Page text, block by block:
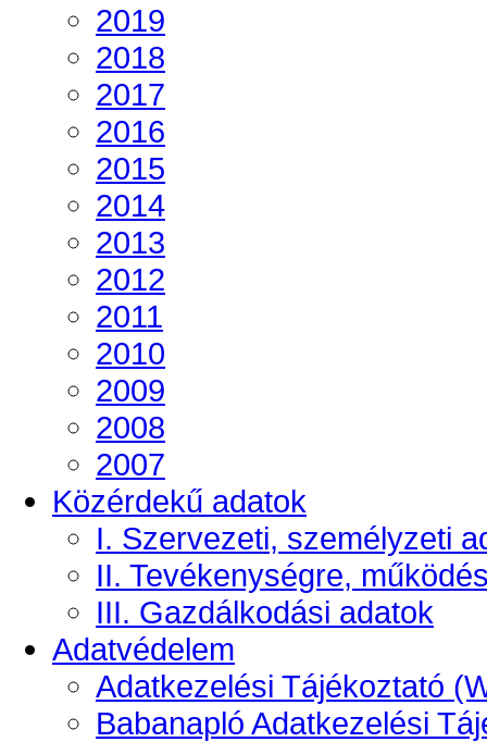
2019
2018
2017
2016
2015
2014
2013
2012
2011
2010
2009
2008
2007
Közérdekű adatok
I. Szervezeti, személyzeti
II. Tevékenységre,
III. Gazdálkodási adatok
Adatvédelem
Adatkezelési Tájékoztató
Babanapló Adatkezelési